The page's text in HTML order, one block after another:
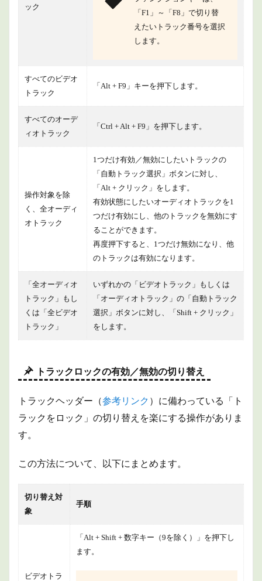
ック
「F1」～「F8」で切り替
えたいトラック番号を選択
します。
すべてのビデオ
トラック
「Alt + F9」キーを押下します。
すべてのオーデ
ィオトラック
「Ctrl + Alt + F9」を押下します。
操作対象を除
く、全オーディ
オトラック
1つだけ有効／無効にしたいトラックの
「自動トラック選択」ボタンに対し、
「Alt + クリック」をします。
有効状態にしたいオーディオトラックを1
つだけ有効にし、他のトラックを無効にす
ることができます。
再度押下すると、1つだけ無効になり、他
のトラックは有効になります。
「全オーディオ
トラック」もし
くは「全ビデオ
トラック」
いずれかの「ビデオトラック」もしくは
「オーディオトラック」の「自動トラック
選択」ボタンに対し、「Shift + クリック」
をします。
トラックロックの有効／無効の切り替え
トラックヘッダー（参考リンク ）に備わっている「ト
ラックをロック」の切り替えを楽にする操作がありま
す。
この方法について、以下にまとめます。
切り替え対
象
手順
ビデオトラ
「Alt + Shift + 数字キー（9を除く）」を押下し
ます。